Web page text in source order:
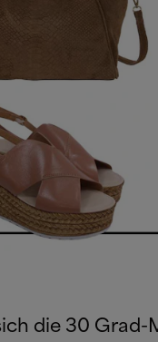
die 30 Grad-